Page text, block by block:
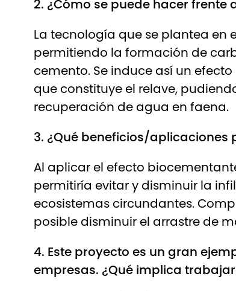
2. ¿Cómo se puede hacer
La tecnología que se plantea
permitiendo la formación de
cemento. Se induce así un
que constituye el relave,
recuperación de agua en faena.
3. ¿Qué beneficios/aplicaciones
Al aplicar el efecto
permitiría evitar y disminuir la
ecosistemas circundantes.
posible disminuir el arrastre de
4. Este proyecto es un gran
empresas. ¿Qué implica